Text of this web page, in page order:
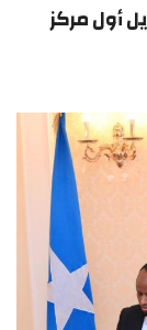
لتمويل أول مركز